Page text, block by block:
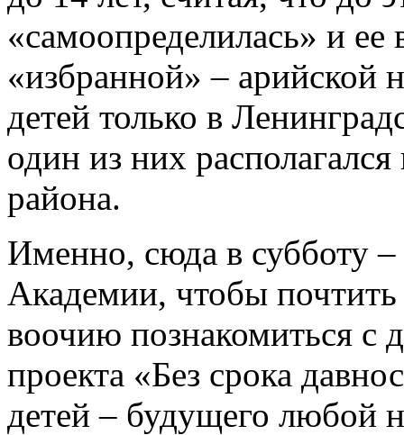
«самоопределилась» и
«избранной» –
детей только в
один из них
района.
Именно, сюда в субботу
Академии, чтобы
воочию познакомиться с
проекта «Без срока
детей – будущего любой